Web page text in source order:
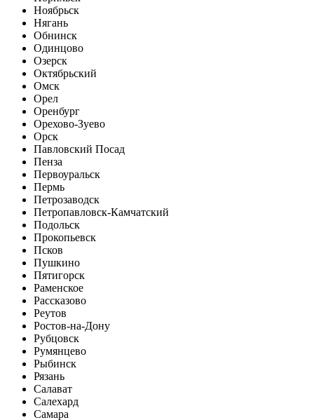
Ноябрьск
Нягань
Обнинск
Одинцово
Озерск
Октябрьский
Омск
Орел
Оренбург
Орехово-Зуево
Орск
Павловский Посад
Пенза
Первоуральск
Пермь
Петрозаводск
Петропавловск-Камчатский
Подольск
Прокопьевск
Псков
Пушкино
Пятигорск
Раменское
Рассказово
Реутов
Ростов-на-Дону
Рубцовск
Румянцево
Рыбинск
Рязань
Салават
Салехард
Самара